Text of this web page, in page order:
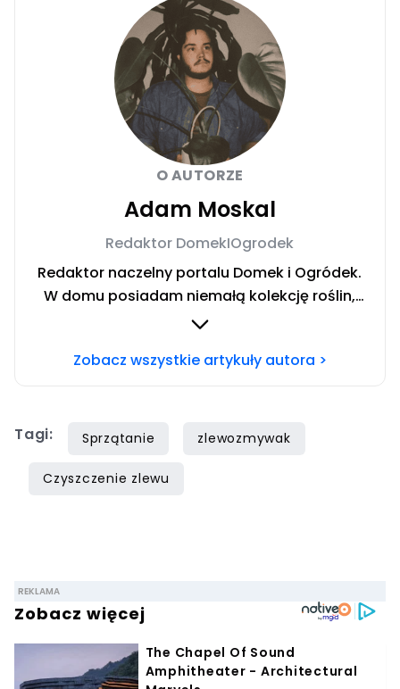
O AUTORZE
Adam Moskal
Redaktor DomekIOgrodek
Redaktor naczelny portalu Domek i Ogródek.
W domu posiadam niemałą kolekcję roślin,
którą można nazwać dżunglą. Uwielbiam
Prywatnie fan fantastyki, muzyki rockowej, a
mnie wiadomość na
Zobacz wszystkie artykuły autora >
Tagi: Sprzątanie zlewozmywak
Czyszczenie zlewu